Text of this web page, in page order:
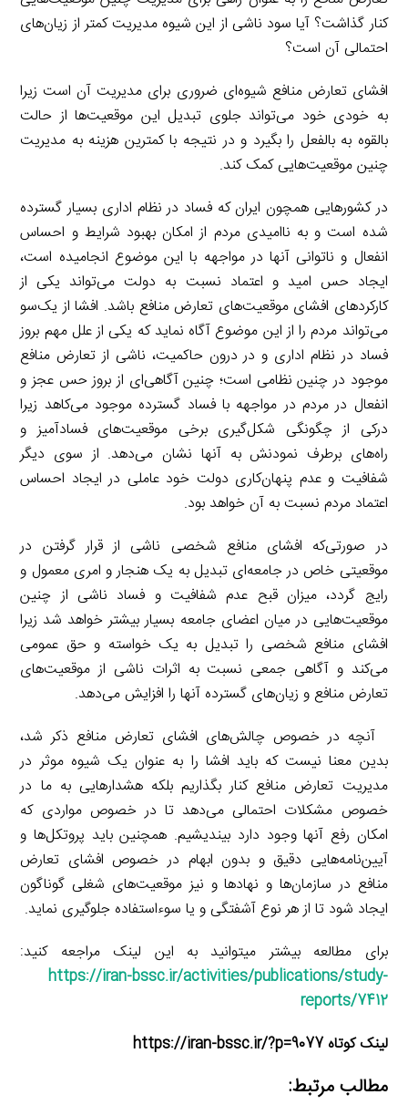
کنار گذاشت؟ آیا سود ناشی از این شیوه مدیریت کمتر از زیان‌های
احتمالی آن است؟
افشای تعارض منافع شیوه‌ای ضروری برای مدیریت آن است زیرا
به خودی خود می‌تواند جلوی تبدیل این موقعیت‌ها از حالت
بالقوه به بالفعل را بگیرد و در نتیجه با کمترین هزینه به مدیریت
چنین موقعیت‌هایی کمک کند.
در کشورهایی همچون ایران که فساد در نظام اداری بسیار گسترده
شده است و به ناامیدی مردم از امکان بهبود شرایط و احساس
انفعال و ناتوانی آنها در مواجهه با این موضوع انجامیده است،
ایجاد حس امید و اعتماد نسبت به دولت می‌تواند یکی از
کارکردهای افشای موقعیت‌های تعارض منافع باشد. افشا از یک‌سو
می‌تواند مردم را از این موضوع آگاه نماید که یکی از علل مهم بروز
فساد در نظام اداری و در درون حاکمیت، ناشی از تعارض منافع
موجود در چنین نظامی است؛ چنین آگاهی‌ای از بروز حس عجز و
انفعال در مردم در مواجهه با فساد گسترده موجود می‌کاهد زیرا
درکی از چگونگی شکل‌گیری برخی موقعیت‌های فسادآمیز و
راه‌های برطرف نمودنش به آنها نشان می‌دهد. از سوی دیگر
شفافیت و عدم پنهان‌کاری دولت خود عاملی در ایجاد احساس
اعتماد مردم نسبت به آن خواهد بود.
در صورتی‌که افشای منافع شخصی ناشی از قرار گرفتن در
موقعیتی خاص در جامعه‌ای تبدیل به یک هنجار و امری معمول و
رایج گردد، میزان قبح عدم شفافیت و فساد ناشی از چنین
موقعیت‌هایی در میان اعضای جامعه بسیار بیشتر خواهد شد زیرا
افشای منافع شخصی را تبدیل به یک خواسته و حق عمومی
می‌کند و آگاهی جمعی نسبت به اثرات ناشی از موقعیت‌های
تعارض منافع و زیان‌های گسترده آنها را افزایش می‌دهد.
آنچه در خصوص چالش‌های افشای تعارض منافع ذکر شد،
بدین معنا نیست که باید افشا را به عنوان یک شیوه موثر در
مدیریت تعارض منافع کنار بگذاریم بلکه هشدارهایی به ما در
خصوص مشکلات احتمالی می‌دهد تا در خصوص مواردی که
امکان رفع آنها وجود دارد بیندیشیم. همچنین باید پروتکل‌ها و
آیین‌نامه‌هایی دقیق و بدون ابهام در خصوص افشای تعارض
منافع در سازمان‌ها و نهادها و نیز موقعیت‌های شغلی گوناگون
ایجاد شود تا از هر نوع آشفتگی و یا سوءاستفاده جلوگیری نماید.
برای مطالعه بیشتر می­توانید به این لینک مراجعه کنید:
https://iran-bssc.ir/activities/publications/study-
reports/7412
لینک کوتاه https://iran-bssc.ir/?p=9077
مطالب مرتبط: